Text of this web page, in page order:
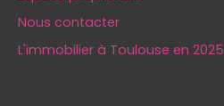
Nous contacter
L'immobilier à Toulouse en 2025